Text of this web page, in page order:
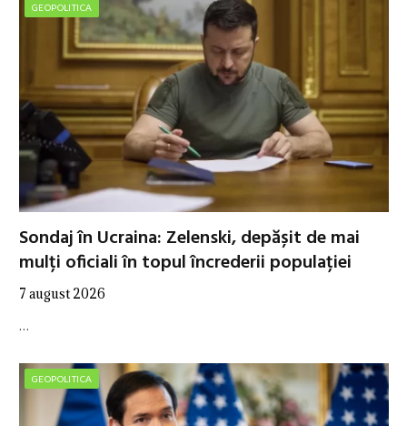
GEOPOLITICA
Sondaj în Ucraina: Zelenski, depășit de mai
mulți oficiali în topul încrederii populației
7 august 2026
…
GEOPOLITICA